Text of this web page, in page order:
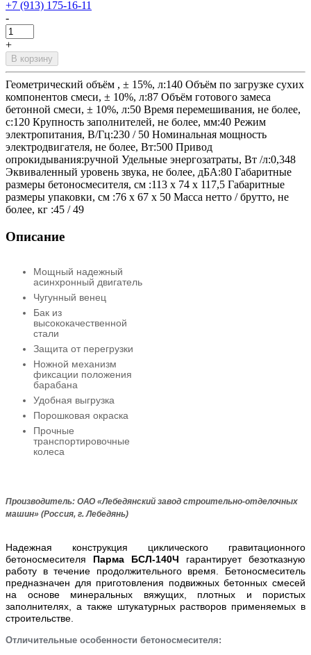
+7 (913) 175-16-11
-
+
В корзину
Геометрический объём , ± 15%, л:140 Объём по загрузке сухих
компонентов смеси, ± 10%, л:87 Объём готового замеса
бетонной смеси, ± 10%, л:50 Время перемешивания, не более,
с:120 Крупность заполнителей, не более, мм:40 Режим
электропитания, В/Гц:230 / 50 Номинальная мощность
электродвигателя, не более, Вт:500 Привод
опрокидывания:ручной Удельные энергозатраты, Вт /л:0,348
Эквиваленный уровень звука, не более, дБА:80 Габаритные
размеры бетоносмесителя, см :113 х 74 х 117,5 Габаритные
размеры упаковки, см :76 х 67 х 50 Масса нетто / брутто, не
более, кг :45 / 49
Описание
Мощный надежный
асинхронный двигатель
Чугунный венец
Бак из
высококачественной
стали
Защита от перегрузки
Ножной механизм
фиксации положения
барабана
Удобная выгрузка
Порошковая окраска
Прочные
транспортировочные
колеса
Производитель: ОАО «Лебедянский завод строительно-отделочных
машин» (Россия, г. Лебедянь)
Надежная конструкция циклического гравитационного
бетоносмесителя Парма БСЛ-140Ч гарантирует безотказную
работу в течение продолжительного время. Бетоносмеситель
предназначен для приготовления подвижных бетонных смесей
на основе минеральных вяжущих, плотных и пористых
заполнителях, а также штукатурных растворов применяемых в
строительстве.
Отличительные особенности бетоносмесителя: